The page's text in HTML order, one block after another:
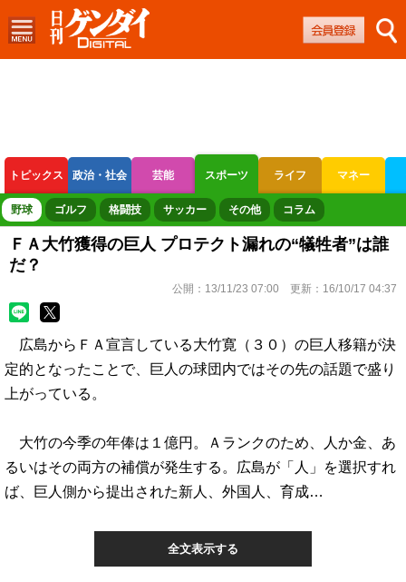
トピックス 政治・社会 芸能 スポーツ ライフ マネー
ボートレース 競輪 オートレース
野球 ゴルフ 格闘技 サッカー その他 コラム
ＦＡ大竹獲得の巨人 プロテクト漏れの“犠牲者”は誰
だ？
公開： 13/11/23 07:00 更新： 16/10/17 04:37
広島からＦＡ宣言している大竹寛（３０）の巨人移籍が決
定的となったことで、巨人の球団内ではその先の話題で盛り
上がっている。
大竹の今季の年俸は１億円。Ａランクのため、人か金、あ
るいはその両方の補償が発生する。広島が「人」を選択すれ
ば、巨人側から提出された新人、外国人、育成…
全文表示する